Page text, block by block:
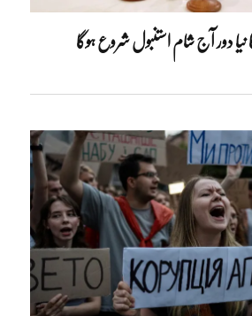
دور آج شام استنبول شروع ہوگا